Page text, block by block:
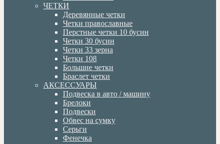
ЧЕТКИ
Деревянные четки
Четки православные
Перстные четки 10 бусин
Четки 30 бусин
Четки 33 зерна
Четки 108
Большие четки
Браслет четки
АКСЕССУАРЫ
Подвеска в авто / машину
Брелоки
Подвески
Обвес на сумку
Серьги
Фенечка